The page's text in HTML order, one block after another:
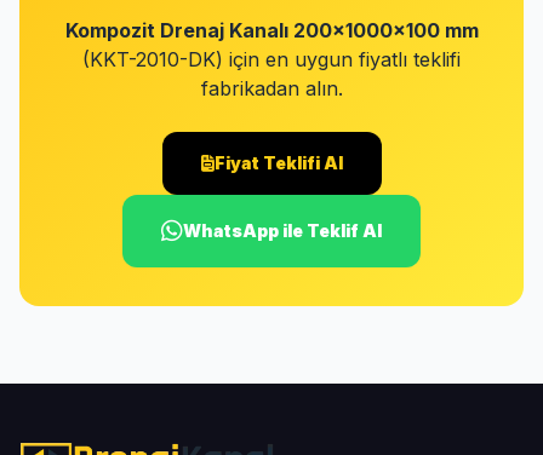
Kompozit Drenaj Kanalı 200x1000x100 mm
(KKT-2010-DK) için en uygun fiyatlı teklifi
fabrikadan alın.
Fiyat Teklifi Al
WhatsApp ile Teklif Al